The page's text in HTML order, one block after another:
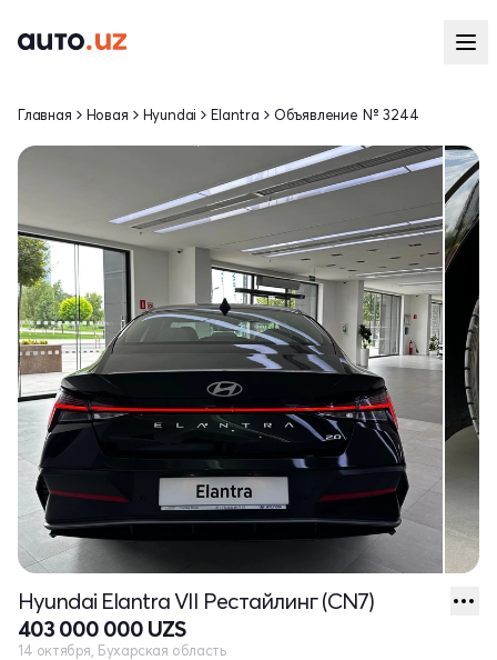
Главная Новая Hyundai Elantra Объявление № 3244
Hyundai Elantra VII Рестайлинг (CN7)
403 000 000 UZS
14 октября, Бухарская область